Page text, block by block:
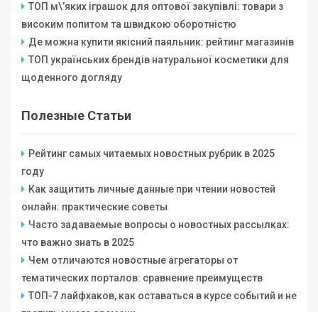
ТОП м\’яких іграшок для оптової закупівлі: товари з
високим попитом та швидкою оборотністю
Де можна купити якісний паяльник: рейтинг магазинів
ТОП українських брендів натуральної косметики для
щоденного догляду
Полезные Статьи
Рейтинг самых читаемых новостных рубрик в 2025
году
Как защитить личные данные при чтении новостей
онлайн: практические советы
Часто задаваемые вопросы о новостных рассылках:
что важно знать в 2025
Чем отличаются новостные агрегаторы от
тематических порталов: сравнение преимуществ
ТОП-7 лайфхаков, как оставаться в курсе событий и не